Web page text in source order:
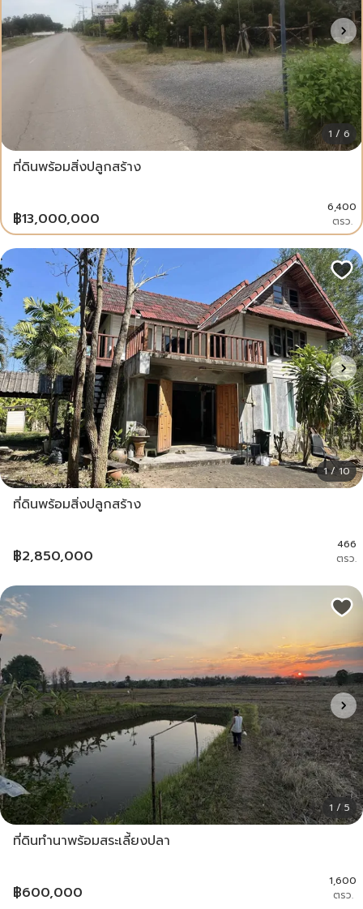
1 / 6
ที่ดินพร้อมสิ่งปลูกสร้าง
฿13,000,000
6,400
ตรว.
1 / 10
ที่ดินพร้อมสิ่งปลูกสร้าง
฿2,850,000
466
ตรว.
1 / 5
ที่ดินทำนาพร้อมสระเลี้ยงปลา
฿600,000
1,600
ตรว.